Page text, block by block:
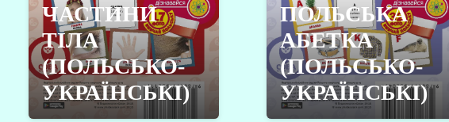
ЧАСТИНИ
ТІЛА
(ПОЛЬСЬКО-
УКРАЇНСЬКІ)
ПОЛЬСЬКА
АБЕТКА
(ПОЛЬСЬКО-
УКРАЇНСЬКІ)